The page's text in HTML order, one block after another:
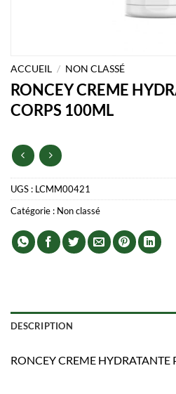
ACCUEIL / NON CLASSÉ
RONCEY CREME
CORPS 100ML
UGS : LCMM00421
Catégorie : Non classé
DESCRIPTION
RONCEY CREME HYDRATANTE